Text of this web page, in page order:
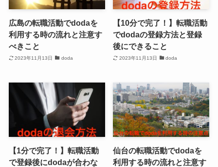
広島の転職活動でdodaを
利用する時の流れと注意す
べきこと
2023年11月13日 doda
【10分で完了！】転職活動
でdodaの登録方法と登録
後にできること
2023年11月13日 doda
【1分で完了！】転職活動
で登録後にdodaが合わな
仙台の転職活動でdodaを
利用する時の流れと注意す